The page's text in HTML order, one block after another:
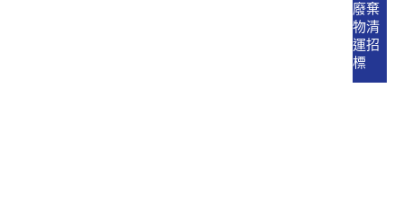
廢棄
物清
運招
標